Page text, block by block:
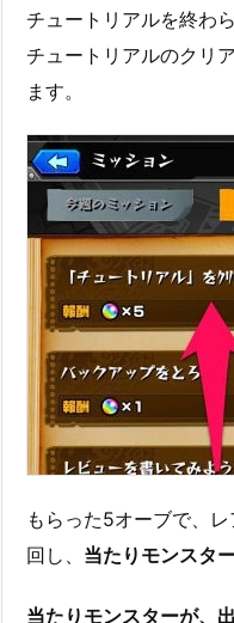
チュートリアルを終わ
チュートリアルのクリ
ます。
もらった5オーブで、
回し、 当たりモンスタ
当たりモンスターが、